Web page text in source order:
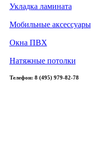
Укладка ламината
Мобильные аксессуары
Окна ПВХ
Натяжные потолки
Телефон: 8 (495) 979-82-78